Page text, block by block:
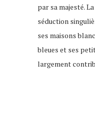
par sa majesté.
séduction
ses maisons
bleues et ses
largement